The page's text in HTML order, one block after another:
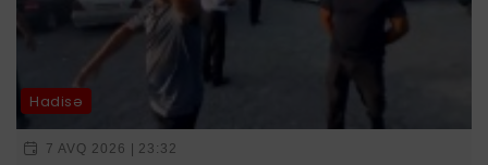
Hadisə
7 AVQ 2026 | 23:32